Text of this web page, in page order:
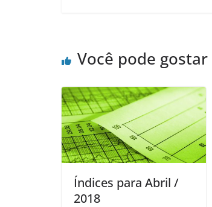
Você pode
Índices para Abril /
2018